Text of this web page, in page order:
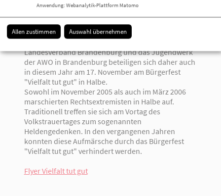
Die Arbeiterwohlfahrt steht für die Werte
Solidarität, Toleranz, Freiheit, Gleichheit und
Gerechtigkeit ein. Der AWO
Landesverband Brandenburg und das Jugendwerk
der AWO in Brandenburg beteiligen sich daher auch
in diesem Jahr am 17. November am Bürgerfest
"Vielfalt tut gut" in Halbe.
Sowohl im November 2005 als auch im März 2006
marschierten Rechtsextremisten in Halbe auf.
Traditionell treffen sie sich am Vortag des
Volkstrauertages zum sogenannten
Heldengedenken. In den vergangenen Jahren
konnten diese Aufmärsche durch das Bürgerfest
"Vielfalt tut gut" verhindert werden.
Flyer Vielfalt tut gut
Anwendung: Webanalytik-Plattform Matomo
Allen zustimmen Auswahl übernehmen